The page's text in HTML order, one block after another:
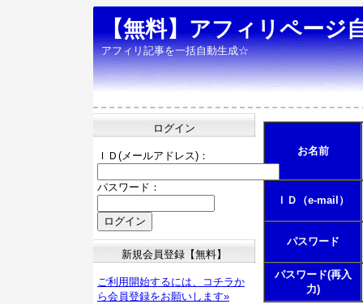
【無料】アフィリページ
アフィリ記事を一括自動生成☆
お名前
ＩＤ（e-mail）
パスワード
パスワード(再入
力)
ログイン
ＩＤ(メールアドレス)：
パスワード：
新規会員登録【無料】
ご利用開始するには、コチラか
ら会員登録をお願いします»